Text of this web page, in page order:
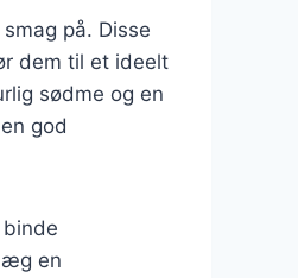
på. Disse
dem til et ideelt
sødme og en
god
æg en